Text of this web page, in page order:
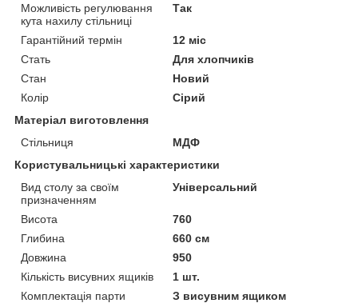
Можливість регулювання
кута нахилу стільниці
Так
Гарантійний термін
12 міс
Стать
Для хлопчиків
Стан
Новий
Колір
Сірий
Матеріал виготовлення
Стільниця
МДФ
Користувальницькі характеристики
Вид столу за своїм
призначенням
Універсальний
Висота
760
Глибина
660 см
Довжина
950
Кількість висувних ящиків
1 шт.
Комплектація парти
З висувним ящиком